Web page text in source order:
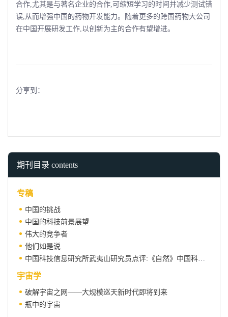
合作,尤其是与著名企业的合作,可缩短学习的时间并减少测试错
误,从而增强中国的药物开发能力。随着更多的跨国药物大公司
在中国开展研发工作,以创新为主的合作有望增进。
分享到：
期刊目录 contents
专稿
中国的挑战
中国的科技前景展望
伟大的竞争者
他们如是说
中国科技信息研究所武夷山研究员点评:《自然》中国科技专辑关注我们什么？
宇宙学
破解宇宙之网——大规模巡天新时代即将到来
瓶中的宇宙